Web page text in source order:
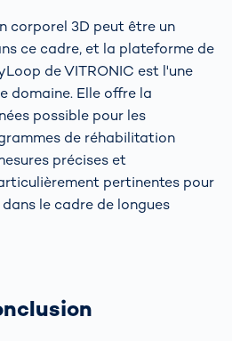
corporel 3D peut être un
ce cadre, et la plateforme de
de VITRONIC est l'une
domaine. Elle offre la
possible pour les
de réhabilitation
précises et
pertinentes pour
le cadre de longues